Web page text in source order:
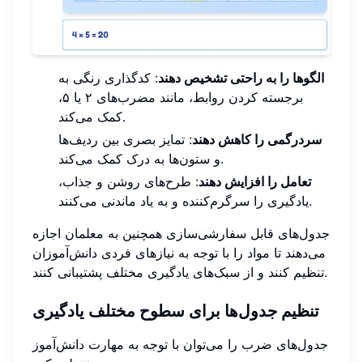
الگوها را به راحتی تشخیص دهند: کدگذاری رنگی به
برجسته کردن روابط، مانند مضرب‌های ۲ یا ۵،
کمک می‌کند.
سردرگمی را کاهش دهند: تمایز بصری بین ردیف‌ها
و ستون‌ها به درک کمک می‌کند.
تعامل را افزایش دهند: طرح‌های روشن و جذاب،
یادگیری را سرگرم‌کننده و به یاد ماندنی می‌کنند.
جدول‌های قابل سفارشی‌سازی همچنین به معلمان اجازه
می‌دهند تا مواد را با توجه به نیازهای فردی دانش‌آموزان
تنظیم کنند و از سبک‌های یادگیری مختلف پشتیبانی کنند.
تنظیم جدول‌ها برای سطوح مختلف یادگیری
جدول‌های ضرب را می‌توان با توجه به مهارت دانش‌آموز